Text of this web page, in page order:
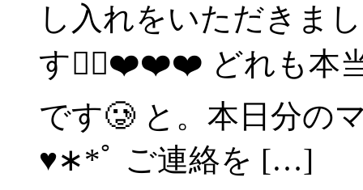
し入れをいただきま
す🙇‍♀️❤️❤️❤️ どれも本
です🥲 と。本日分の
♥︎︎∗︎*ﾟ ご連絡を […]